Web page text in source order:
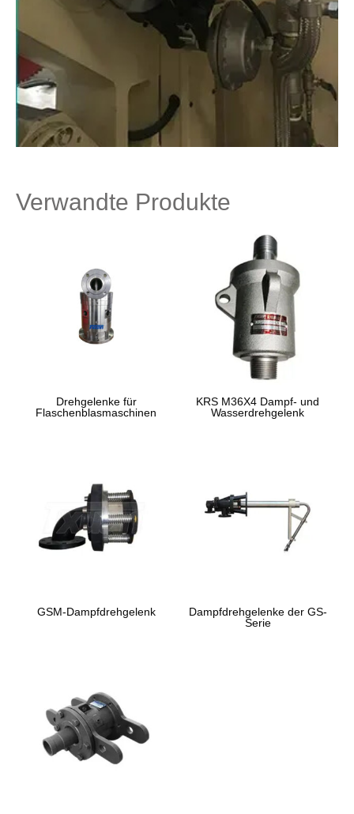
Verwandte Produkte
Drehgelenke für
Flaschenblasmaschinen
KRS M36X4 Dampf- und
Wasserdrehgelenk
GSM-Dampfdrehgelenk
Dampfdrehgelenke der GS-
Serie